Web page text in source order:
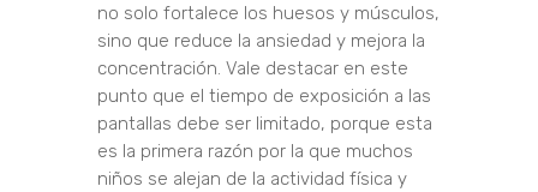
no solo fortalece los huesos y músculos,
sino que reduce la ansiedad y mejora la
concentración. Vale destacar en este
punto que el tiempo de exposición a las
pantallas debe ser limitado, porque esta
es la primera razón por la que muchos
niños se alejan de la actividad física y